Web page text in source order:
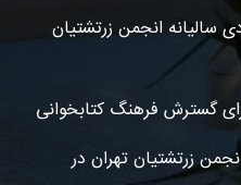
انجمن زرتشتيان
گسترش فرهنگ کتابخوانی
زرتشتیان تهران در